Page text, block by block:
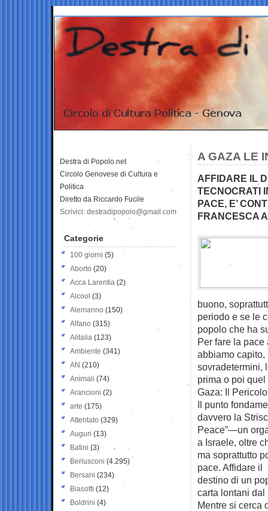
A GAZA LE
AFFIDARE IL
TECNOCRATI
PACE, E’
FRANCESCA
buono,
periodo e se le
popolo che ha
Per fare la
abbiamo
sovradetermini,
prima o poi
Gaza: Il
Il punto
davvero la
Peace”—un
a Israele, oltre
ma soprattutto
pace. Affidare il
destino di un
carta lontani dal
Mentre si cerca
Destra di Popolo.net
Circolo Genovese di Cultura e
Politica
Diretto da Riccardo Fucile
Scrivici: destradipopolo@gmail.com
Categorie
100 giorni (5)
Aborto (20)
Acca Larentia (2)
Alcool (3)
Alemanno (150)
Alfano (315)
Alitalia (123)
Ambiente (341)
AN (210)
Animali (74)
Arancioni (2)
arte (175)
Attentato (329)
Auguri (13)
Batini (3)
Berlusconi (4.295)
Bersani (234)
Biasotti (12)
Boldrini (4)